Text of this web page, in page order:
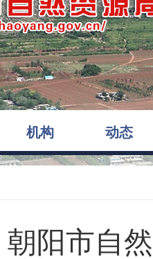
机构 动态
朝阳市自